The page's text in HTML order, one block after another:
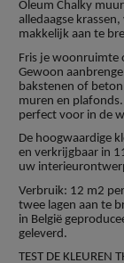
Oleum Chalky
alledaagse
makkelijk aan te
Fris je woonruimte
Gewoon
bakstenen of
muren en
perfect voor in de
De hoogwaardige
en verkrijgbaar in
uw
Verbruik: 12 m2
twee lagen aan te
in België
geleverd.
TEST DE KLEUREN